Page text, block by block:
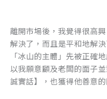
離開市場後，我覺得很高
解決了，而且是平和地解
「冰山的主體」先被正確
以我願意顧及老闆的面子
誠實話】，也獲得他善意的